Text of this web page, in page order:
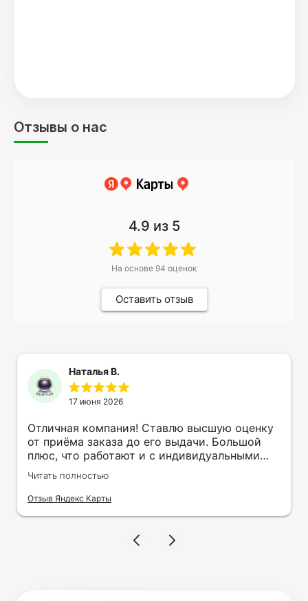
Отзывы о нас
4.9 из 5
На основе 94 оценок
Оставить отзыв
Наталья В.
17 июня 2026
Отличная компания! Ставлю высшую оценку
от приёма заказа до его выдачи. Большой
плюс, что работают и с индивидуальными
заказами. Нелбходимо было нанести принт
на кружку в подарок. Заказ был исполнен
оперативно и ооочень красиво, даже не
терпеливость, отвечала на все мои вопросы.
Читать полностью
Отзыв Яндекс Карты